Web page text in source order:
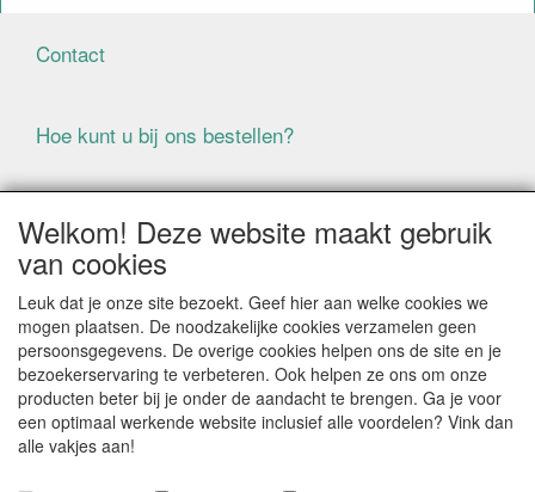
Contact
Hoe kunt u bij ons bestellen?
Voorwaarden
BIJ BESTELLINGEN ONDER DE € 125,00 EXCLUSIEF BTW
BRENGEN WIJ IN NEDERLAND € 5,87 VERZENDKOSTEN
IN REKENING (BELGIË € 9,09). VERZENDKOSTEN
WORDEN VERWIJDERD BIJ BESTELLING BOVEN DE €
125,00 EXCL. BTW
Producten die speciaal besteld moeten worden kunnen
Welkom! Deze website maakt gebruik
van cookies
Leuk dat je onze site bezoekt. Geef hier aan welke cookies we
mogen plaatsen. De noodzakelijke cookies verzamelen geen
persoonsgegevens. De overige cookies helpen ons de site en je
bezoekerservaring te verbeteren. Ook helpen ze ons om onze
producten beter bij je onder de aandacht te brengen. Ga je voor
een optimaal werkende website inclusief alle voordelen? Vink dan
alle vakjes aan!